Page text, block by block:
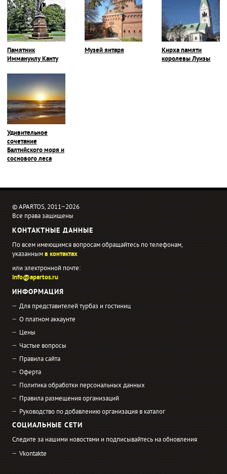
Памятник
Иммануилу Канту
Музей янтаря
Кирха памяти
королевы Луизы
Удивительное
сочетание
Балтийского моря и
соснового леса
© APARTOS, 2011−2026
Все права защищены
КОНТАКТНЫЕ ДАННЫЕ
По всем имеющимся вопросам обращайтесь по телефонам,
указаннымв контактах
или электронной почте:
info@apartos.ru
ИНФОРМАЦИЯ
Для представителей турбаз и гостиниц
О платном аккаунте
Цены
Частые вопросы
Правила сайта
Оферта
Политика обработки персональных данных
Правила размещения организаций
Руководство по добавлению организация в каталог
СОЦИАЛЬНЫЕ СЕТИ
Следите за нашими новостями и подписывайтесь на обновления
Vkontakte